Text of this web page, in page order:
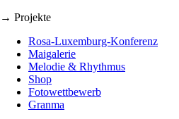
→ Projekte
Rosa-Luxemburg-Konferenz
Maigalerie
Melodie & Rhythmus
Shop
Fotowettbewerb
Granma